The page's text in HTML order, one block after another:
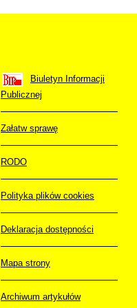
Biuletyn Informacji
Publicznej
Załatw sprawę
RODO
Polityka plików cookies
Deklaracja dostępności
Mapa strony
Archiwum artykułów